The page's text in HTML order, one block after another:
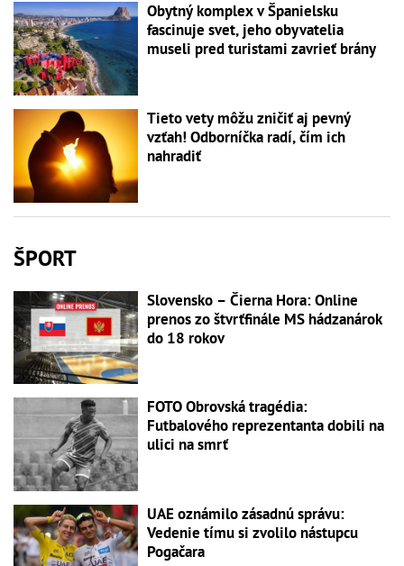
Obytný komplex v Španielsku
fascinuje svet, jeho obyvatelia
museli pred turistami zavrieť brány
Tieto vety môžu zničiť aj pevný
vzťah! Odborníčka radí, čím ich
nahradiť
ŠPORT
Slovensko – Čierna Hora: Online
prenos zo štvrťfinále MS hádzanárok
do 18 rokov
FOTO Obrovská tragédia:
Futbalového reprezentanta dobili na
ulici na smrť
UAE oznámilo zásadnú správu:
Vedenie tímu si zvolilo nástupcu
Pogačara